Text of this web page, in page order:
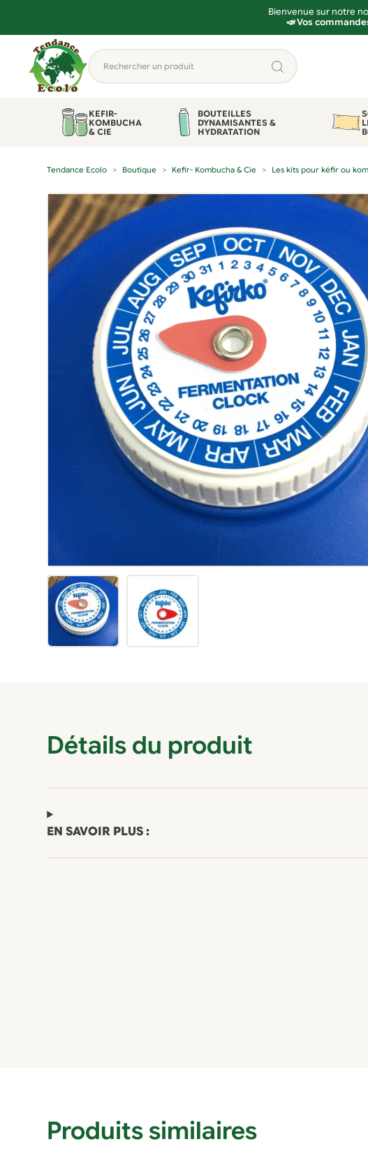
Bienvenue sur notre
📣 Vos
contenu
Rechercher
un
KEFIR-
KOMBUCHA
& CIE
BOUTEILLES
DYNAMISANTES &
HYDRATATION
Tendance Ecolo Boutique Kefir- Kombucha & Cie Les kits pour kéfir ou
Détails du produit
EN SAVOIR PLUS :
Produits similaires